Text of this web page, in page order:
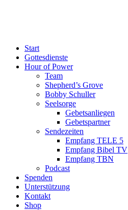
Start
Gottesdienste
Hour of Power
Team
Shepherd’s Grove
Bobby Schuller
Seelsorge
Gebetsanliegen
Gebetspartner
Sendezeiten
Empfang TELE 5
Empfang Bibel TV
Empfang TBN
Podcast
Spenden
Unterstützung
Kontakt
Shop